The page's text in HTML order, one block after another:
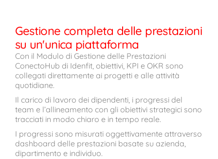
Gestione completa delle prestazioni
su un'unica piattaforma
Con il Modulo di Gestione delle Prestazioni
ConectoHub di Idenfit, obiettivi, KPI e OKR sono
collegati direttamente ai progetti e alle attività
quotidiane.
Il carico di lavoro dei dipendenti, i progressi del
team e l’allineamento con gli obiettivi strategici sono
tracciati in modo chiaro e in tempo reale.
I progressi sono misurati oggettivamente attraverso
dashboard delle prestazioni basate su azienda,
dipartimento e individuo.